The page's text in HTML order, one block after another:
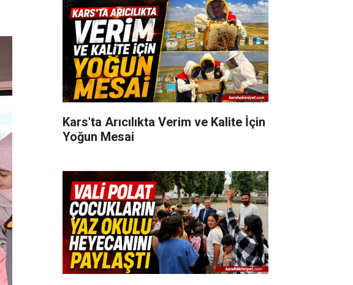
Kars'ta Arıcılıkta Verim ve Kalite İçin
Yoğun Mesai